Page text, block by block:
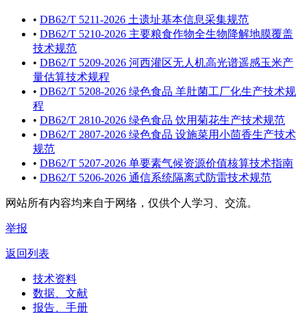
• DB62/T 5211-2026 土遗址基本信息采集规范
• DB62/T 5210-2026 主要粮食作物全生物降解地膜覆盖
技术规范
• DB62/T 5209-2026 河西灌区无人机高光谱遥感玉米产
量估算技术规程
• DB62/T 5208-2026 绿色食品 羊肚菌工厂化生产技术规
程
• DB62/T 2810-2026 绿色食品 饮用菊花生产技术规范
• DB62/T 2807-2026 绿色食品 设施菜用小茴香生产技术
规范
• DB62/T 5207-2026 单要素气候资源价值核算技术指南
• DB62/T 5206-2026 通信系统隔离式防雷技术规范
网站所有内容均来自于网络，仅供个人学习、交流。
举报
返回列表
技术资料
数据、文献
报告、手册